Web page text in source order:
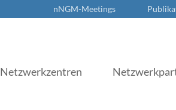
nNGM-Meetings
Netzwerkzentren